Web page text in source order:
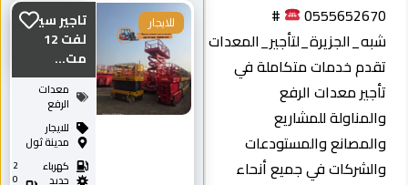
#
خدمات متكاملة في
معدات الرفع
للمشاريع
والمستودعات
في جميع أنحاء
تاجير سيزر
لفت 12
مت...
معدات
الرفع
للايجار
مدينة ثول
كهرباء
جديد
0
للايجار